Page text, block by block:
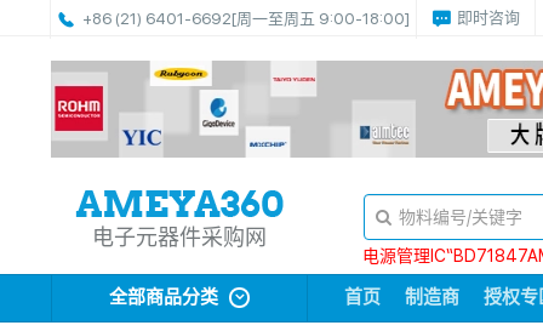
+86 (21) 6401-6692[周一至周五 9:00-18:00] 即时咨询
电子元器件采购网
电源管理
全部商品分类 首页 制造商 授权专